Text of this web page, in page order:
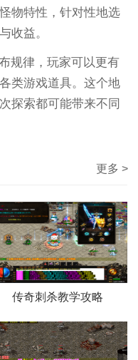
物特性，针对性地选
收益。
规律，玩家可以更有
类游戏道具。这个地
探索都可能带来不同
更多 >
传奇刺杀教学攻略